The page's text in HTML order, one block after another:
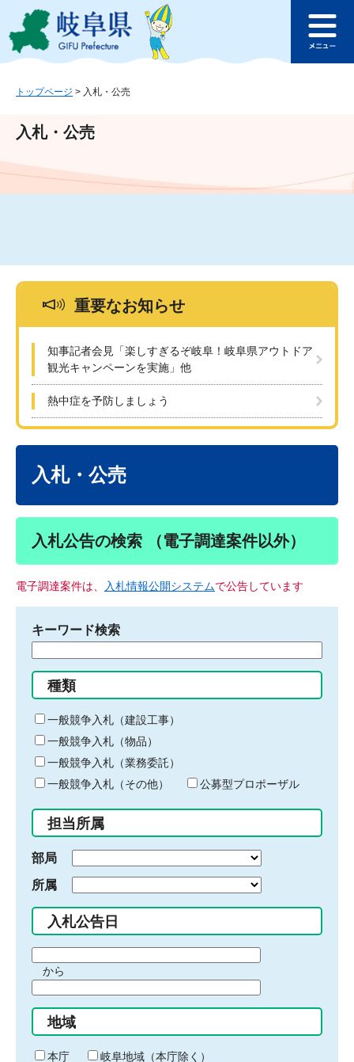
ジ
ュ
文
このページの本文へ
ュ
トップページ > 入札・公売
入札・公売
重要なお知らせ
知事記者会見「楽しすぎるぞ岐阜！岐阜県アウトドア
観光キャンペーンを実施」他
熱中症を予防しましょう
入札・公売
入札公告の検索 （電子調達案件以外）
電子調達案件は、 入札情報公開システムで公告しています
キーワード検索
る
キ
ー
ワ
ー
ド
入
力
種類
一般競争入札（建設工事）
一般競争入札（物品）
一般競争入札（業務委託）
一般競争入札（その他）
公募型プロポーザル
担当所属
部局
所属
入札公告日
間
始
り
から
間
終
わ
地域
本庁
岐阜地域（本庁除く）